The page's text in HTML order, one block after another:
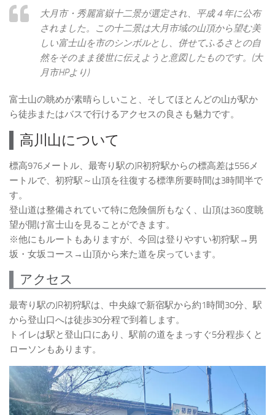
大月市・秀麗富嶽十二景が選定され、平成４年に公布
されました。この十二景は大月市域の山頂から望む美
しい富士山を市のシンボルとし、併せてふるさとの自
然をそのまま後世に伝えようと意図したものです。(大
月市HPより)
富士山の眺めが素晴らしいこと、そしてほとんどの山が駅か
ら徒歩またはバスで行けるアクセスの良さも魅力です。
高川山について
標高976メートル、最寄り駅のJR初狩駅からの標高差は556メ
ートルで、初狩駅～山頂を往復する標準所要時間は3時間半で
す。
登山道は整備されていて特に危険個所もなく、山頂は360度眺
望が開け富士山を見ることができます。
※他にもルートもありますが、今回は登りやすい初狩駅→男
坂・女坂コース→山頂から来た道を戻っています。
アクセス
最寄り駅のJR初狩駅は、中央線で新宿駅から約1時間30分、駅
から登山口へは徒歩30分程で到着します。
トイレは駅と登山口にあり、駅前の道をまっすぐ5分程歩くと
ローソンもあります。